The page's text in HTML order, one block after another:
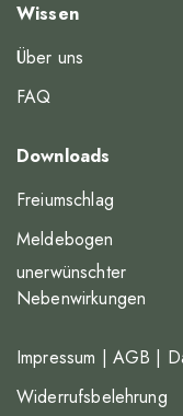
Wissen
Über uns
FAQ
Downloads
Freiumschlag
Meldebogen
unerwünschter
Nebenwirkungen
Impressum | AGB |
Widerrufsbelehrung